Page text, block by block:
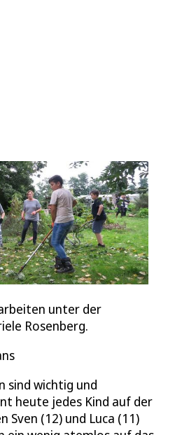
unter der
Rosenberg.
sind wichtig und
heute jedes Kind auf der
Sven (12) und Luca (11)